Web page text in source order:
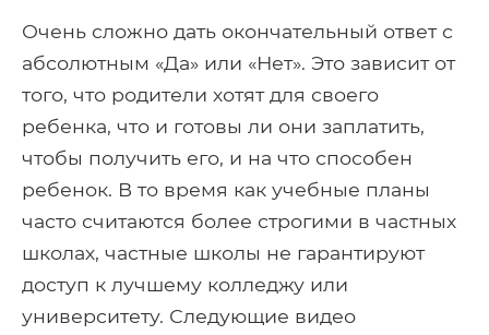
Очень сложно дать окончательный ответ с
абсолютным «Да» или «Нет». Это зависит от
того, что родители хотят для своего
ребенка, что и готовы ли они заплатить,
чтобы получить его, и на что способен
ребенок. В то время как учебные планы
часто считаются более строгими в частных
школах, частные школы не гарантируют
доступ к лучшему колледжу или
университету. Следующие видео